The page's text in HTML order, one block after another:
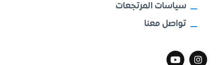
سياسات المرتجعات
تواصل معنا